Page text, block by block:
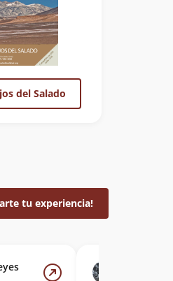
del Salado
tu experiencia!